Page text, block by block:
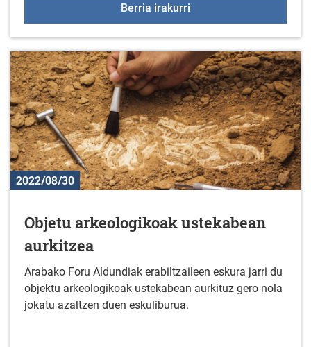
Berria irakurri
2022/08/30
Objetu arkeologikoak ustekabean
aurkitzea
Arabako Foru Aldundiak erabiltzaileen eskura jarri du
objektu arkeologikoak ustekabean aurkituz gero nola
jokatu azaltzen duen eskuliburua.